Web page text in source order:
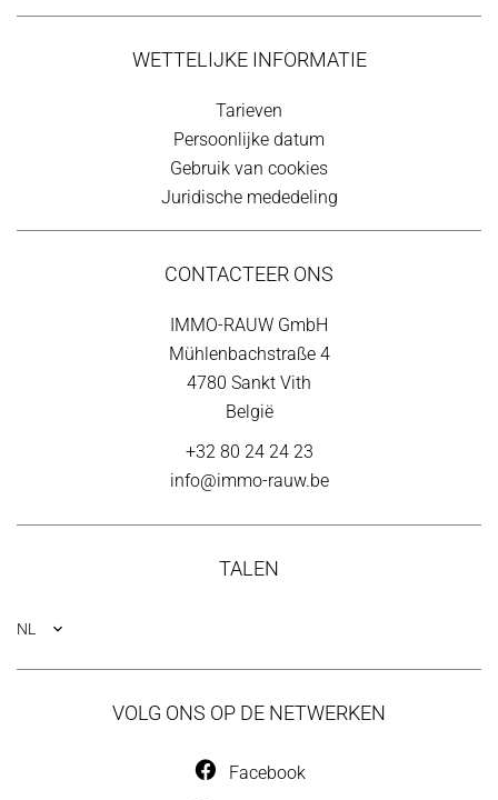
WETTELIJKE INFORMATIE
Tarieven
Persoonlijke datum
Gebruik van cookies
Juridische mededeling
CONTACTEER ONS
IMMO-RAUW GmbH
Mühlenbachstraße 4
4780 Sankt Vith
België
+32 80 24 24 23
info@immo-rauw.be
TALEN
NL
VOLG ONS OP DE NETWERKEN
Facebook